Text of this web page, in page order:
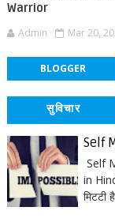
Warrior
Admin Mar 20,
BLOGGER
सुविचार
Self
Self
in
मिटटी